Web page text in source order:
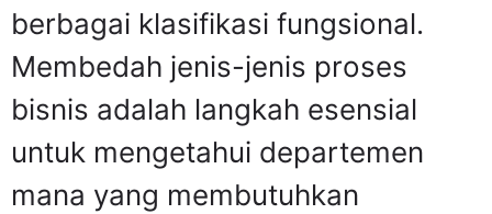
berbagai klasifikasi fungsional.
Membedah jenis-jenis proses
bisnis adalah langkah esensial
untuk mengetahui departemen
mana yang membutuhkan